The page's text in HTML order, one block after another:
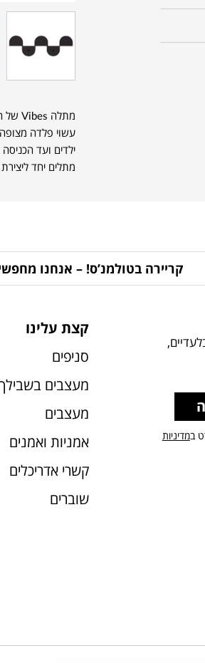
מתלה Vibes של המותג הצרפתי
עשוי פלדה
ילדים ועד
מתלים יחד ליצירת
קריירה בטולמנ’ס! – אנחנו
במדיניות
קצת עלינו
סניפים
מעצבים בשבילך
מעצבים
אמניות ואמנים
קשרי אדריכלים
שוברים